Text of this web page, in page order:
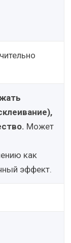
Может
как
эффект.